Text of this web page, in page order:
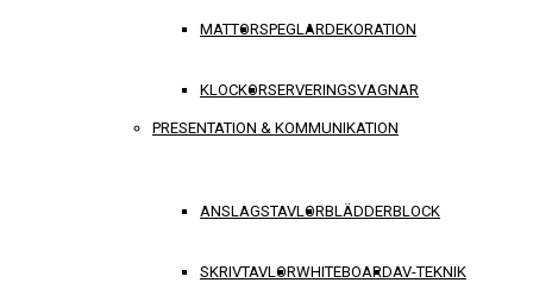
MATTORSPEGLARDEKORATION
KLOCKORSERVERINGSVAGNAR
PRESENTATION & KOMMUNIKATION
ANSLAGSTAVLORBLÄDDERBLOCK
SKRIVTAVLORWHITEBOARDAV-TEKNIK